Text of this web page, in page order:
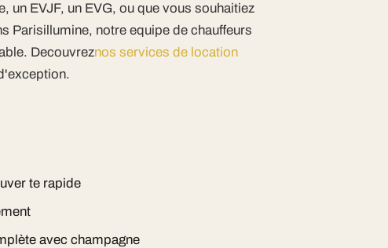
un EVJF, un EVG, ou que vous souhaitiez
Parisillumine, notre equipe de chauffeurs
Decouvreznos services de location
te rapide
avec champagne